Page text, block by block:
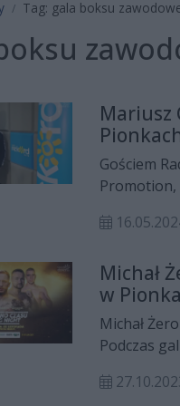
Tag: gala boksu
Mariusz
Gościem
Promotion,
Michał
w
Michał
Podczas